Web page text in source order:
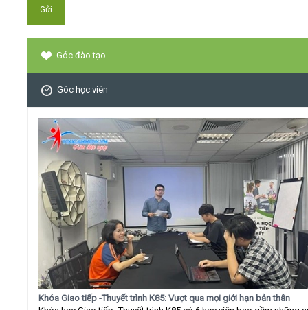
Góc đào tạo
Góc học viên
Khóa Giao tiếp -Thuyết trình K85: Vượt qua mọi giới hạn bản thân